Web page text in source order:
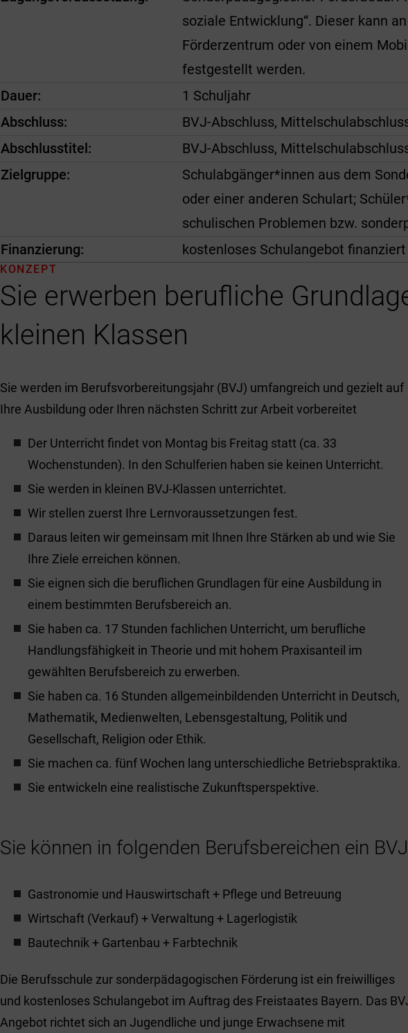
soziale Entwicklung“. Dieser kann
Förderzentrum oder von einem
festgestellt werden.
Dauer
1 Schuljahr
Abschluss
BVJ-Abschluss,
Abschlusstitel
BVJ-Abschluss,
Zielgruppe
Schulabgänger*innen aus dem
oder einer anderen Schulart;
schulischen Problemen bzw.
Finanzierung
kostenloses Schulangebot
Sie erwerben berufliche
kleinen Klassen
KONZEPT
Sie werden im Berufsvorbereitungsjahr (BVJ) umfangreich und gezielt auf
Ihre Ausbildung oder Ihren nächsten Schritt zur Arbeit vorbereitet
Der Unterricht findet von Montag bis Freitag statt (ca. 33
Wochenstunden). In den Schulferien haben sie keinen Unterricht.
Sie werden in kleinen BVJ-Klassen unterrichtet.
Wir stellen zuerst Ihre Lernvoraussetzungen fest.
Daraus leiten wir gemeinsam mit Ihnen Ihre Stärken ab und wie Sie
Ihre Ziele erreichen können.
Sie eignen sich die beruflichen Grundlagen für eine Ausbildung in
einem bestimmten Berufsbereich an.
Sie haben ca. 17 Stunden fachlichen Unterricht, um berufliche
Handlungsfähigkeit in Theorie und mit hohem Praxisanteil im
gewählten Berufsbereich zu erwerben.
Sie haben ca. 16 Stunden allgemeinbildenden Unterricht in Deutsch,
Mathematik, Medienwelten, Lebensgestaltung, Politik und
Gesellschaft, Religion oder Ethik.
Sie machen ca. fünf Wochen lang unterschiedliche Betriebspraktika.
Sie entwickeln eine realistische Zukunftsperspektive.
Sie können in folgenden Berufsbereichen ein
Gastronomie und Hauswirtschaft + Pflege und Betreuung
Wirtschaft (Verkauf) + Verwaltung + Lagerlogistik
Bautechnik + Gartenbau + Farbtechnik
Die Berufsschule zur sonderpädagogischen Förderung ist ein freiwilliges
und kostenloses Schulangebot im Auftrag des Freistaates Bayern. Das
Angebot richtet sich an Jugendliche und junge Erwachsene mit